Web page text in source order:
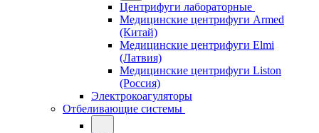
Центрифуги лабораторные
Медицинские центрифуги Armed
(Китай)
Медицинские центрифуги Elmi
(Латвия)
Медицинские центрифуги Liston
(Россия)
Электрокоагуляторы
Отбеливающие системы